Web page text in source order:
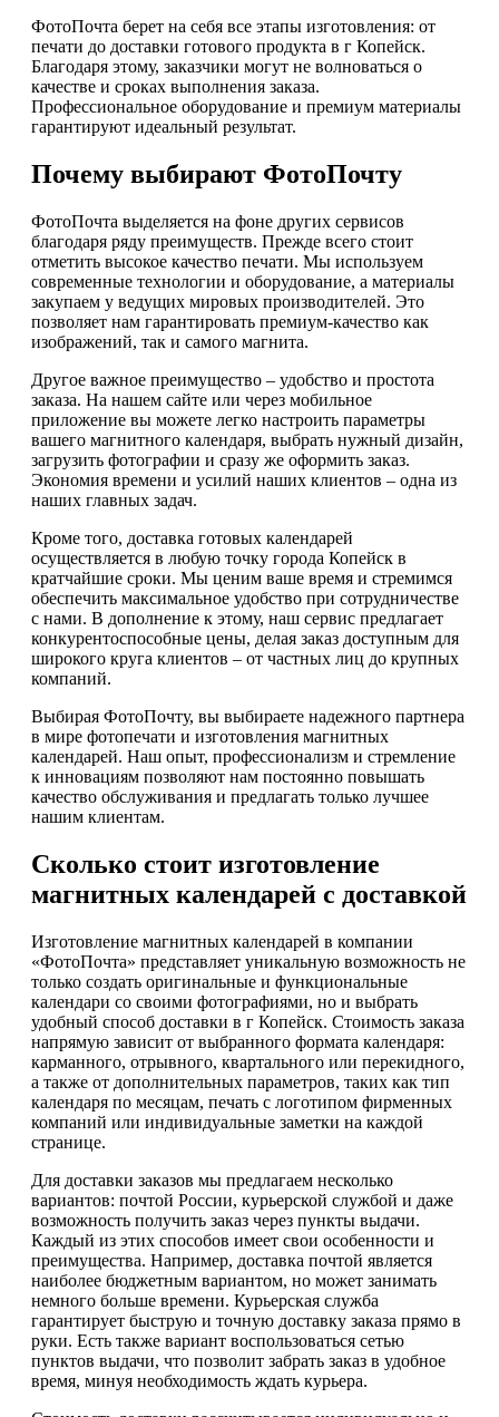
ФотоПочта берет на себя все этапы изготовления: от
печати до доставки готового продукта в г Копейск.
Благодаря этому, заказчики могут не волноваться о
качестве и сроках выполнения заказа.
Профессиональное оборудование и премиум материалы
гарантируют идеальный результат.
Почему выбирают ФотоПочту
ФотоПочта выделяется на фоне других сервисов
благодаря ряду преимуществ. Прежде всего стоит
отметить высокое качество печати. Мы используем
современные технологии и оборудование, а материалы
закупаем у ведущих мировых производителей. Это
позволяет нам гарантировать премиум-качество как
изображений, так и самого магнита.
Другое важное преимущество – удобство и простота
заказа. На нашем сайте или через мобильное
приложение вы можете легко настроить параметры
вашего магнитного календаря, выбрать нужный дизайн,
загрузить фотографии и сразу же оформить заказ.
Экономия времени и усилий наших клиентов – одна из
наших главных задач.
Кроме того, доставка готовых календарей
осуществляется в любую точку города Копейск в
кратчайшие сроки. Мы ценим ваше время и стремимся
обеспечить максимальное удобство при сотрудничестве
с нами. В дополнение к этому, наш сервис предлагает
конкурентоспособные цены, делая заказ доступным для
широкого круга клиентов – от частных лиц до крупных
компаний.
Выбирая ФотоПочту, вы выбираете надежного партнера
в мире фотопечати и изготовления магнитных
календарей. Наш опыт, профессионализм и стремление
к инновациям позволяют нам постоянно повышать
качество обслуживания и предлагать только лучшее
нашим клиентам.
Сколько стоит изготовление
магнитных календарей с доставкой
Изготовление магнитных календарей в компании
«ФотоПочта» представляет уникальную возможность не
только создать оригинальные и функциональные
календари со своими фотографиями, но и выбрать
удобный способ доставки в г Копейск. Стоимость заказа
напрямую зависит от выбранного формата календаря:
карманного, отрывного, квартального или перекидного,
а также от дополнительных параметров, таких как тип
календаря по месяцам, печать с логотипом фирменных
компаний или индивидуальные заметки на каждой
странице.
Для доставки заказов мы предлагаем несколько
вариантов: почтой России, курьерской службой и даже
возможность получить заказ через пункты выдачи.
Каждый из этих способов имеет свои особенности и
преимущества. Например, доставка почтой является
наиболее бюджетным вариантом, но может занимать
немного больше времени. Курьерская служба
гарантирует быструю и точную доставку заказа прямо в
руки. Есть также вариант воспользоваться сетью
пунктов выдачи, что позволит забрать заказ в удобное
время, минуя необходимость ждать курьера.